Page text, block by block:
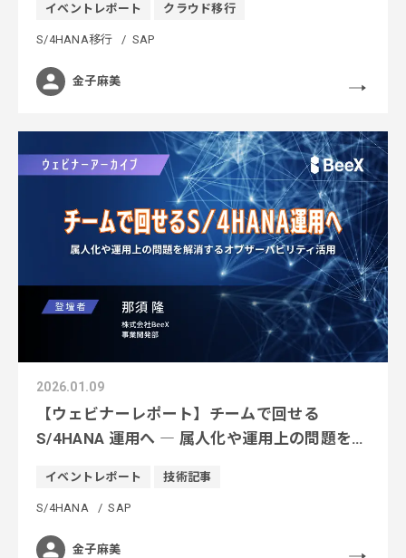
イベントレポート クラウド移行
S/4HANA移行 SAP
金子麻美
2026.01.09
【ウェビナーレポート】チームで回せる
S/4HANA 運用へ ― 属人化や運用上の問題を解
イベントレポート 技術記事
S/4HANA SAP
金子麻美